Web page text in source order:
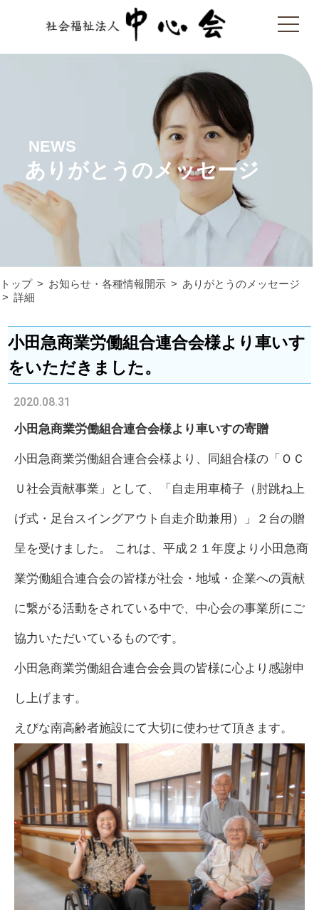
NEWS
ありがとうのメッセージ
トップ お知らせ・各種情報開示
ありがとうのメッセージ
詳細
小田急商業労働組合連合会様より車いす
をいただきました。
2020.08.31
小田急商業労働組合連合会様より車いすの寄贈
小田急商業労働組合連合会様より、同組合様の「ＯＣ
Ｕ社会貢献事業」として、「自走用車椅子（肘跳ね上
げ式・足台スイングアウト自走介助兼用）」２台の贈
呈を受けました。 これは、平成２１年度より小田急商
業労働組合連合会の皆様が社会・地域・企業への貢献
に繋がる活動をされている中で、中心会の事業所にご
協力いただいているものです。
小田急商業労働組合連合会会員の皆様に心より感謝申
し上げます。
えびな南高齢者施設にて大切に使わせて頂きます。